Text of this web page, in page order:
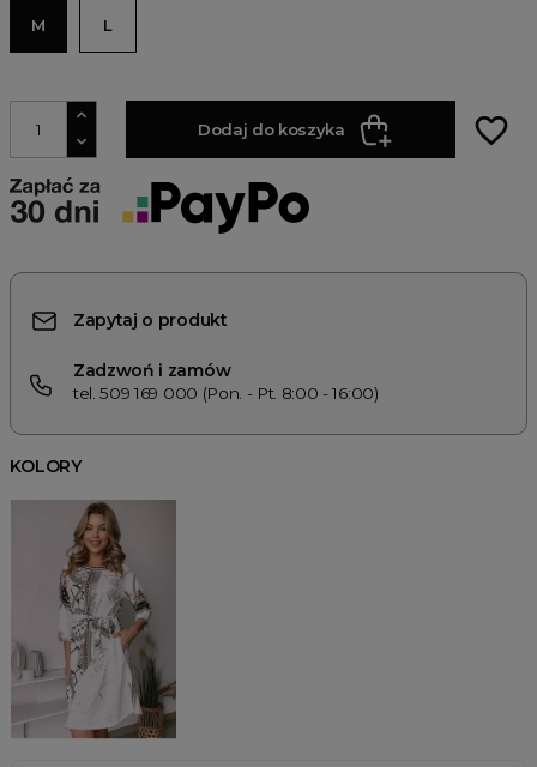
M L
Dodaj do koszyka favorite_border
Zapytaj o produkt
Zadzwoń i zamów
tel. 509 169 000 (Pon. - Pt. 8:00 - 16:00)
KOLORY